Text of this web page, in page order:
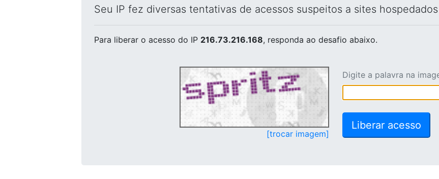
Seu IP fez diversas tentativas de acessos suspeitos a sites
Para liberar o acesso do IP 216.73.216.168, responda ao desafio abaixo.
[trocar imagem]
Digite a palavra na